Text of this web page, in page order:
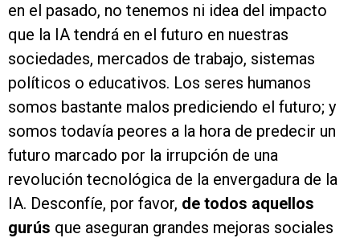
en el pasado, no tenemos ni idea del impacto
que la IA tendrá en el futuro en nuestras
sociedades, mercados de trabajo, sistemas
políticos o educativos. Los seres humanos
somos bastante malos prediciendo el futuro; y
somos todavía peores a la hora de predecir un
futuro marcado por la irrupción de una
revolución tecnológica de la envergadura de la
IA. Desconfíe, por favor, de todos aquellos
gurús que aseguran grandes mejoras sociales